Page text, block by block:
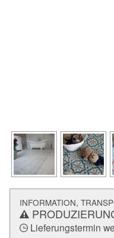
INFORMATION,
Lieferungstermin